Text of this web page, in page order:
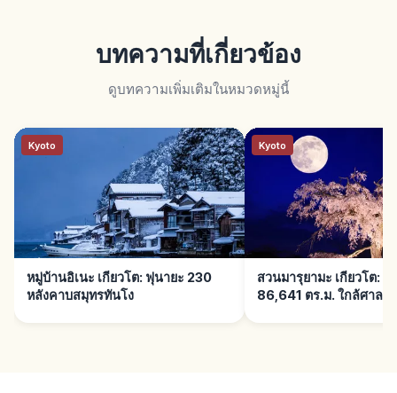
บทความที่เกี่ยวข้อง
ดูบทความเพิ่มเติมในหมวดหมู่นี้
Kyoto
หมู่บ้านอิเนะ เกียวโต: ฟุนายะ 230
หลังคาบสมุทรทันโง
Kyoto
สวนมารุยามะ เกียวโต: ช
86,641 ตร.ม. ใกล้ศาลเ